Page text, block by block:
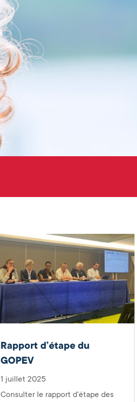
Rapport d’étape du
GOPEV
1 juillet 2025
Consulter le rapport d'étape des